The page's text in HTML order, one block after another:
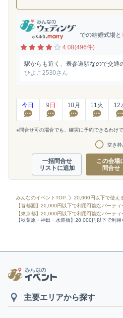
での結婚式場と
4.08(496件)
駅からも近く、表参道駅なので交通
ひよこ2530さん
今日 9 日 10月 11 火 12
※問合せ可の場合でも、確実に予約できるわけで
空き枠
一括問合せ
リストに追加
この会場
問合せ
みんなのイベントTOP
20,000円以下で使え
【首都圏】20,000円以下で利用可能なパーティ
【東京都】20,000円以下で利用可能なパーティ
【秋葉原・神田・水道橋】20,000円以下で利
主要エリアから探す